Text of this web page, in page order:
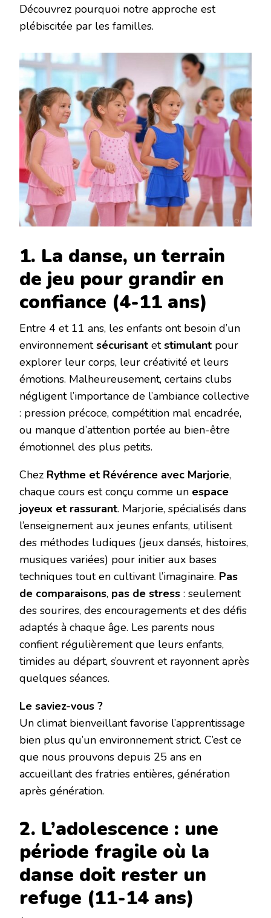
Découvrez pourquoi notre approche est
plébiscitée par les familles.
1. La danse, un terrain
de jeu pour grandir en
confiance (4-11 ans)
Entre 4 et 11 ans, les enfants ont besoin d’un
environnement ‌sécurisant ‌ et ‌stimulant ‌ pour
explorer leur corps, leur créativité et leurs
émotions. Malheureusement, certains clubs
négligent l’importance de l’ambiance collective
: pression précoce, compétition mal encadrée,
ou manque d’attention portée au bien-être
émotionnel des plus petits.
Chez ‌ Rythme et Révérence avec Marjorie‌,
chaque cours est conçu comme un ‌ espace
joyeux et rassurant‌. Marjorie, spécialisés dans
l’enseignement aux jeunes enfants, utilisent
des méthodes ludiques (jeux dansés, histoires,
musiques variées) pour initier aux bases
techniques tout en cultivant l’imaginaire. ‌ Pas
de comparaisons‌, ‌ pas de stress ‌ : seulement
des sourires, des encouragements et des défis
adaptés à chaque âge. Les parents nous
confient régulièrement que leurs enfants,
timides au départ, s’ouvrent et rayonnent après
quelques séances.
Le saviez-vous ?
Un climat bienveillant favorise l’apprentissage
bien plus qu’un environnement strict. C’est ce
que nous prouvons depuis 25 ans en
accueillant des fratries entières, génération
après génération.
2. L’adolescence : une
période fragile où la
danse doit rester un
refuge (11-14 ans)